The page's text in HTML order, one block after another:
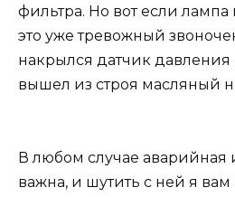
фильтра. Но вот если лампа
это уже тревожный
накрылся датчик давления
вышел из строя масляный
В любом случае
важна, и шутить с ней я вам